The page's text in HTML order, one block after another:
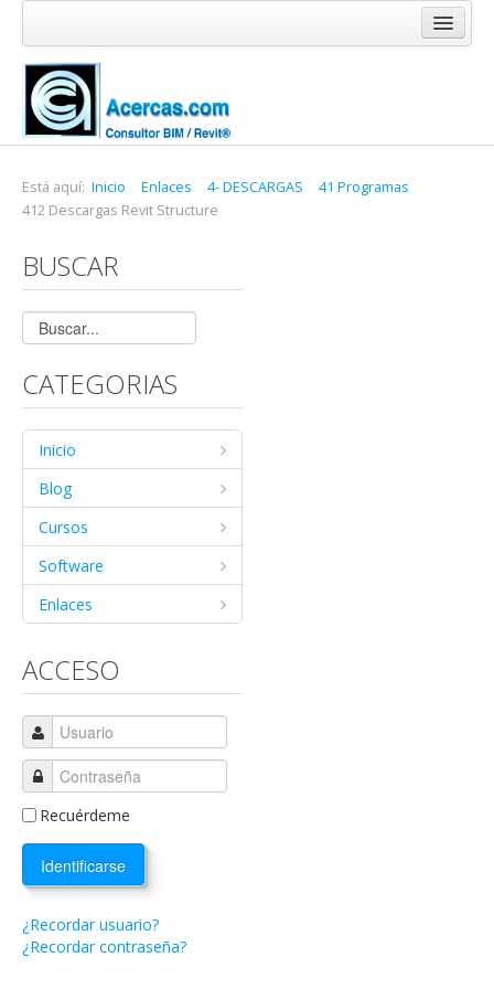
Inicio
Blog
Cursos
Software
Enlaces
Acercas
Está aquí: Inicio Enlaces 4- DESCARGAS
41 Programas
412 Descargas Revit Structure
BUSCAR
CATEGORIAS
Inicio
Blog
Cursos
Software
Enlaces
ACCESO
Recuérdeme
Identificarse
¿Recordar usuario?
¿Recordar contraseña?